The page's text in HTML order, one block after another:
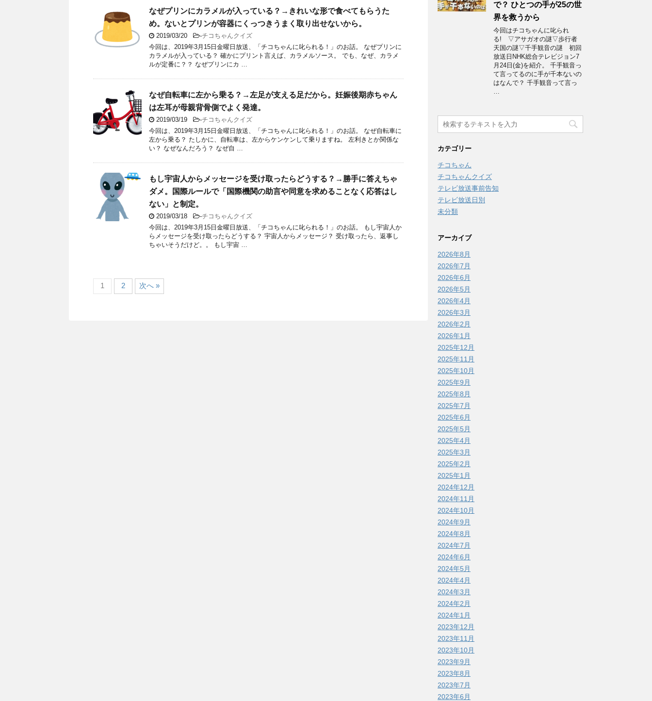
なぜプリンにカラメルが入っている？→きれいな形で食べてもらうた
め。ないとプリンが容器にくっつきうまく取り出せないから。
2019/03/20 -チコちゃんクイズ
今回は、2019年3月15日金曜日放送、「チコちゃんに叱られる！」のお話。 なぜプリンに
カラメルが入っている？ 確かにプリント言えば、カラメルソース。 でも、なぜ、カラメ
ルが定番に？？ なぜプリンにカ …
なぜ自転車に左から乗る？→左足が支える足だから。妊娠後期赤ちゃん
は左耳が母親背骨側でよく発達。
2019/03/19 -チコちゃんクイズ
今回は、2019年3月15日金曜日放送、「チコちゃんに叱られる！」のお話。 なぜ自転車に
左から乗る？ たしかに、自転車は、左からケンケンして乗りますね。 左利きとか関係な
い？ なぜなんだろう？ なぜ自 …
もし宇宙人からメッセージを受け取ったらどうする？→勝手に答えちゃ
ダメ。国際ルールで「国際機関の助言や同意を求めることなく応答はし
ない」と制定。
2019/03/18 -チコちゃんクイズ
今回は、2019年3月15日金曜日放送、「チコちゃんに叱られる！」のお話。 もし宇宙人か
らメッセージを受け取ったらどうする？ 宇宙人からメッセージ？ 受け取ったら、返事し
ちゃいそうだけど。。 もし宇宙 …
1 2 次へ »
で？ ひとつの手が25の世
界を救うから
今回はチコちゃんに叱られ
る! ▽アサガオの謎▽歩行者
天国の謎▽千手観音の謎 初回
放送日NHK総合テレビジョン7
月24日(金)を紹介。 千手観音っ
て言ってるのに手が千本ないの
はなんで？ 千手観音って言っ
…
カテゴリー
チコちゃん
チコちゃんクイズ
テレビ放送事前告知
テレビ放送日別
未分類
アーカイブ
2026年8月
2026年7月
2026年6月
2026年5月
2026年4月
2026年3月
2026年2月
2026年1月
2025年12月
2025年11月
2025年10月
2025年9月
2025年8月
2025年7月
2025年6月
2025年5月
2025年4月
2025年3月
2025年2月
2025年1月
2024年12月
2024年11月
2024年10月
2024年9月
2024年8月
2024年7月
2024年6月
2024年5月
2024年4月
2024年3月
2024年2月
2024年1月
2023年12月
2023年11月
2023年10月
2023年9月
2023年8月
2023年7月
2023年6月